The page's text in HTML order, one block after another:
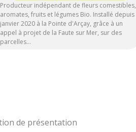
Producteur indépendant de fleurs comestibles,
aromates, fruits et légumes Bio. Installé depuis
janvier 2020 à la Pointe d'Arçay, grâce à un
appel à projet de la Faute sur Mer, sur des
parcelles…